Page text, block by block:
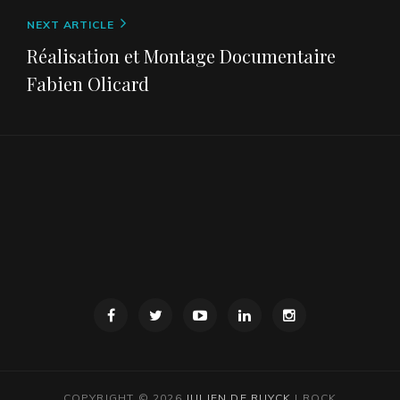
k
Next
Post
NEXT ARTICLE
Réalisation et Montage Documentaire
Fabien Olicard
FacebookTwitter Youtube Linkedin